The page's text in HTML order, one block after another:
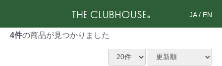
JA/ EN
4件の商品が見つかりました